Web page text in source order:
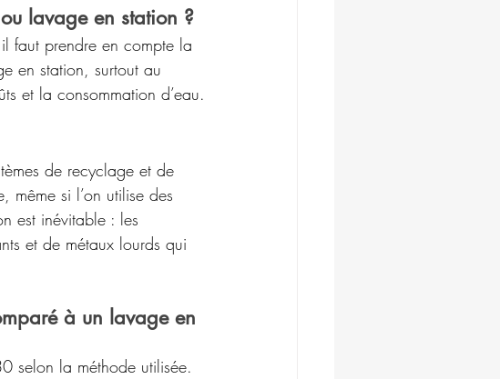
lavage en station ?
faut prendre en compte la
en station, surtout au
et la consommation d’eau.
de recyclage et de
même si l’on utilise des
est inévitable : les
et de métaux lourds qui
à un lavage en
selon la méthode utilisée.